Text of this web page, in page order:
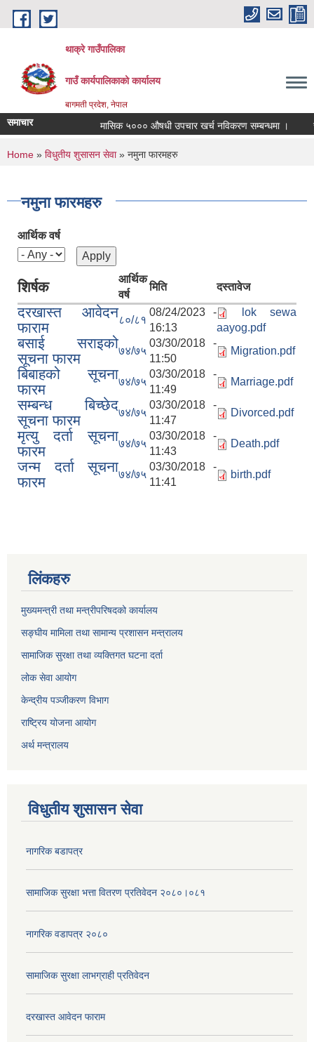
Skip to main content
थाक्रे गाउँपालिका
गाउँ कार्यपालिकाको कार्यालय
बागमती प्रदेश, नेपाल
समाचार मासिक ५००० औषधी उपचार खर्च नविकरण सम्बन्धमा ।
You are here
Home » विधुतीय शुसासन सेवा» नमुना फारमहरु
नमुना फारमहरु
आर्थिक वर्ष
शिर्षक
आर्थिक
वर्ष
मिति दस्तावेज
दरखास्त आवेदन
फाराम
८०/८१
08/24/2023 -
16:13
lok sewa
aayog.pdf
बसाई सराइको
सूचना फारम
७४/७५
03/30/2018 -
11:50
Migration.pdf
बिबाहको सूचना
फारम
७४/७५
03/30/2018 -
11:49
Marriage.pdf
सम्बन्ध बिच्छेद
सूचना फारम
७४/७५
03/30/2018 -
11:47
Divorced.pdf
मृत्यु दर्ता सूचना
फारम
७४/७५
03/30/2018 -
11:43
Death.pdf
जन्म दर्ता सूचना
फारम
७४/७५
03/30/2018 -
11:41
birth.pdf
लिंकहरु
मुख्यमन्त्री तथा मन्त्रीपरिषदको कार्यालय
सङ्घीय मामिला तथा सामान्य प्रशासन मन्त्रालय
सामाजिक सुरक्षा तथा व्यक्तिगत घटना दर्ता
लोक सेवा आयोग
केन्द्रीय पञ्जीकरण विभाग
राष्ट्रिय योजना आयोग
अर्थ मन्त्रालय
विधुतीय शुसासन सेवा
नागरिक बडापत्र
सामाजिक सुरक्षा भत्ता वितरण प्रतिवेदन २०८०।०८१
नागरिक वडापत्र २०८०
सामाजिक सुरक्षा लाभग्राही प्रतिवेदन
दरखास्त आवेदन फाराम